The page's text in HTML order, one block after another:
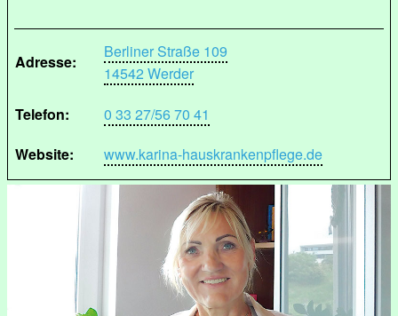
Adresse:
Berliner Straße 109
14542 Werder
Telefon:
0 33 27/56 70 41
Website:
www.karina-hauskrankenpflege.de